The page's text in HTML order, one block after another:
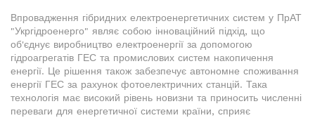
Впровадження гібридних електроенергетичних систем у ПрАТ
"Укргідроенерго" являє собою інноваційний підхід, що
об'єднує виробництво електроенергії за допомогою
гідроагрегатів ГЕС та промислових систем накопичення
енергії. Це рішення також забезпечує автономне споживання
енергії ГЕС за рахунок фотоелектричних станцій. Така
технологія має високий рівень новизни та приносить численні
переваги для енергетичної системи країни, сприяє